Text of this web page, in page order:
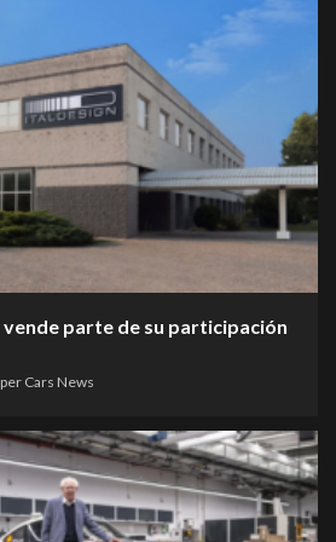
vende parte de su participación
Cars News